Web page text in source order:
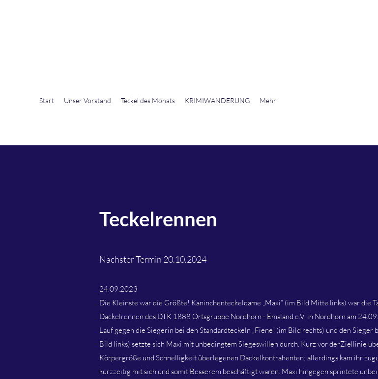
Start Unser Vorstand Teckel des Monats KRIMIWANDERUNG Mehr
Teckelrennen
Nächster Termin 20.10.2024
24.09.2023
Die Kleinste war die Größte! Kaninchenteckeldame „Maxi“ (im Bild Mitte links) war die
Dackelrennen des DTK 1888 Ortsgruppe Nordhorn - Emsland e.V. in Nordhorn am
Lauf gegen die Siegerin bei den Standardteckeln „Fiene“ (im Bild rechts) und den Sieger
Bild links) setzte sich Maxi mit unbedingtem Siegeswillen durch. Kurz vor derZiellinie
Körpergröße und Schnelligkeit überlegenen Dackelkontrahenten; allerdings kam ihr
kurzzeitig mit sich und somit Besserem beschäftigt waren. Maxi hingegen sprintete